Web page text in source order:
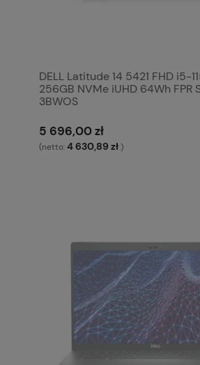
DELL Latitude 14 5421 FHD i5-
256GB NVMe iUHD 64Wh FPR
3BWOS
5 696,00 zł
(netto:4 630,89 zł )